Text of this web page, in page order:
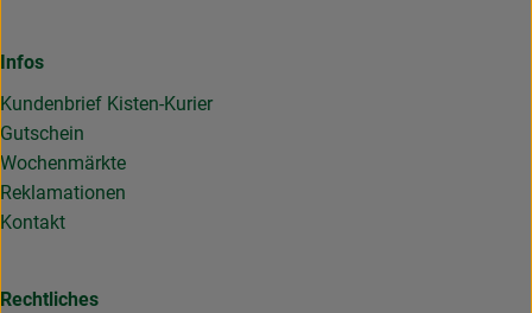
Infos
Kundenbrief Kisten-Kurier
Gutschein
Wochenmärkte
Reklamationen
Kontakt
Rechtliches